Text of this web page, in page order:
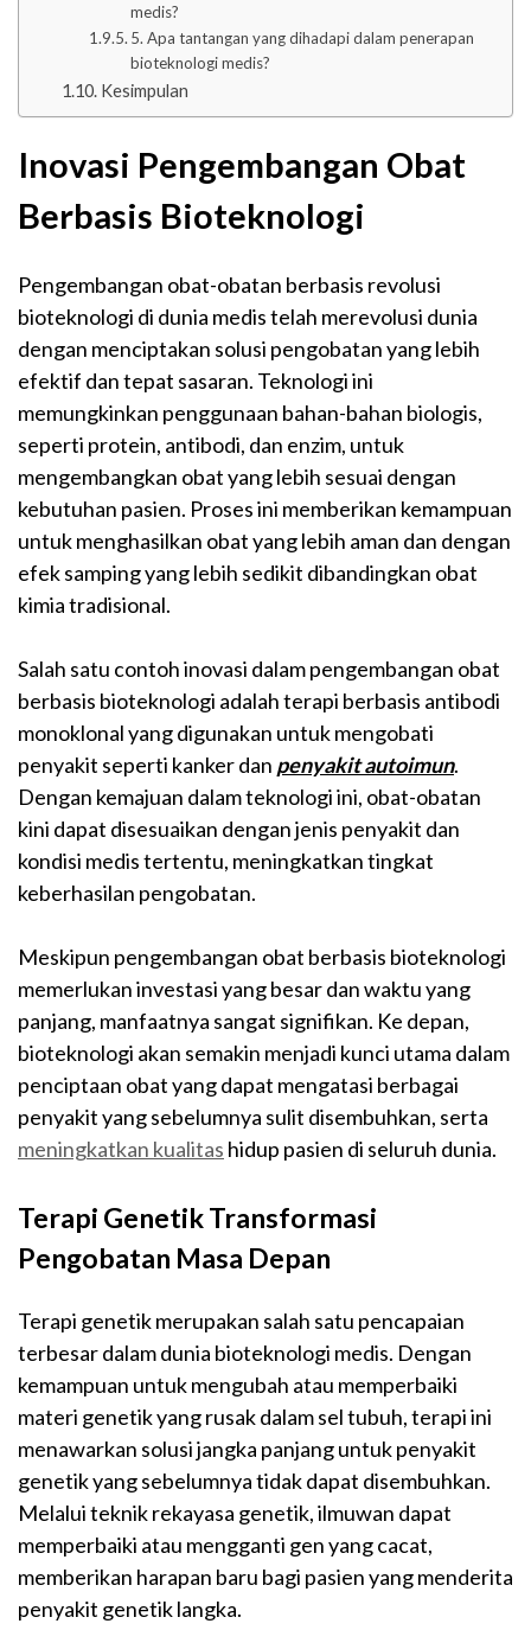
medis?
5. Apa tantangan yang dihadapi dalam penerapan
bioteknologi medis?
Kesimpulan
Inovasi Pengembangan Obat
Berbasis Bioteknologi
Pengembangan obat-obatan berbasis revolusi
bioteknologi di dunia medistelah merevolusi dunia
dengan menciptakan solusi pengobatan yang lebih
efektif dan tepat sasaran. Teknologi ini
memungkinkan penggunaan bahan-bahan biologis,
seperti protein, antibodi, dan enzim, untuk
mengembangkan obat yang lebih sesuai dengan
kebutuhan pasien. Proses ini memberikan kemampuan
untuk menghasilkan obat yang lebih aman dan dengan
efek samping yang lebih sedikit dibandingkan obat
kimia tradisional.
Salah satu contoh inovasi dalam pengembangan obat
berbasis bioteknologi adalah terapi berbasis antibodi
monoklonal yang digunakan untuk mengobati
penyakit seperti kanker dan penyakit autoimun.
Dengan kemajuan dalam teknologi ini, obat-obatan
kini dapat disesuaikan dengan jenis penyakit dan
kondisi medis tertentu, meningkatkan tingkat
keberhasilan pengobatan.
Meskipun pengembangan obat berbasis bioteknologi
memerlukan investasi yang besar dan waktu yang
panjang, manfaatnya sangat signifikan. Ke depan,
bioteknologi akan semakin menjadi kunci utama dalam
penciptaan obat yang dapat mengatasi berbagai
penyakit yang sebelumnya sulit disembuhkan, serta
meningkatkan kualitas hidup pasien di seluruh dunia.
Terapi Genetik Transformasi
Pengobatan Masa Depan
Terapi genetik merupakan salah satu pencapaian
terbesar dalam dunia bioteknologi medis. Dengan
kemampuan untuk mengubah atau memperbaiki
materi genetik yang rusak dalam sel tubuh, terapi ini
menawarkan solusi jangka panjang untuk penyakit
genetik yang sebelumnya tidak dapat disembuhkan.
Melalui teknik rekayasa genetik, ilmuwan dapat
memperbaiki atau mengganti gen yang cacat,
memberikan harapan baru bagi pasien yang menderita
penyakit genetik langka.